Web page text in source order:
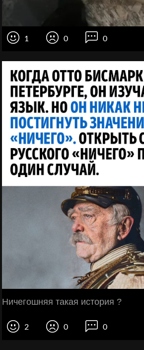
1 0 0
Ничегошняя такая история ?
2 0 0